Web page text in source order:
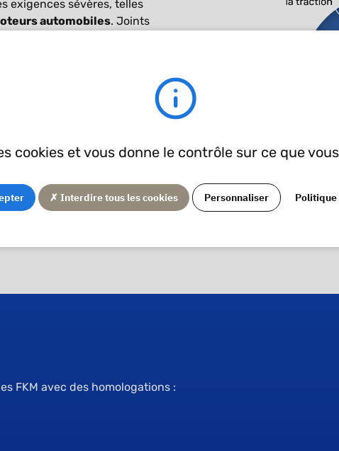
exigences sévères, telles
automobiles. Joints
sur stock en FKM.
applications en contact
FKM avec des homologations :
cookies et vous donne le contrôle sur ce que
✗ Interdire tous les cookies Personnaliser